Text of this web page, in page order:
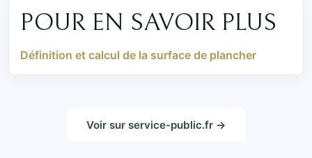
POUR EN SAVOIR PLUS
Définition et calcul de la surface de plancher
Voir sur service-public.fr →